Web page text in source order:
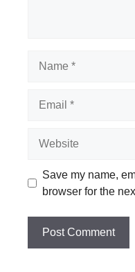
Save my name,
browser for the